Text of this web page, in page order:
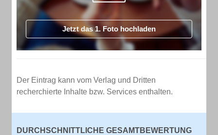
Jetzt das 1. Foto hochladen
Der Eintrag kann vom Verlag und Dritten
recherchierte Inhalte bzw. Services enthalten.
DURCHSCHNITTLICHE GESAMTBEWERTUNG